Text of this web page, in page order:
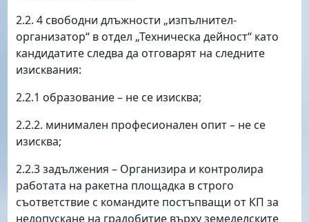
2.2. 4 свободни длъжности „изпълнител-
организатор“ в отдел „Техническа дейност“ като
кандидатите следва да отговарят на следните
изисквания:
2.2.1 образование – не се изисква;
2.2.2. минимален професионален опит – не се
изисква;
2.2.3 задължения – Организира и контролира
работата на ракетна площадка в строго
съответствие с командите постъпващи от КП за
недопускане на градобитие върху земеделските